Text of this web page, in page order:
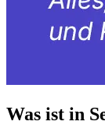
Was ist in